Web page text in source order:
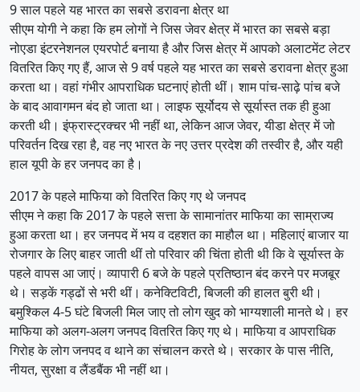
9 साल पहले यह भारत का सबसे डरावना क्षेत्र था
सीएम योगी ने कहा कि हम लोगों ने जिस जेवर क्षेत्र में भारत का सबसे बड़ा
नोएडा इंटरनेशनल एयरपोर्ट बनाया है और जिस क्षेत्र में आपको अलाटमेंट लेटर
वितरित किए गए हैं, आज से 9 वर्ष पहले यह भारत का सबसे डरावना क्षेत्र हुआ
करता था। वहां गंभीर आपराधिक घटनाएं होती थीं। शाम पांच-साढ़े पांच बजे
के बाद आवागमन बंद हो जाता था। लाइफ सूर्योदय से सूर्यास्त तक ही हुआ
करती थी। इंफ्रास्ट्रक्चर भी नहीं था, लेकिन आज जेवर, यीडा क्षेत्र में जो
परिवर्तन दिख रहा है, वह नए भारत के नए उत्तर प्रदेश की तस्वीर है, और यही
हाल यूपी के हर जनपद का है।
2017 के पहले माफिया को वितरित किए गए थे जनपद
सीएम ने कहा कि 2017 के पहले सत्ता के सामानांतर माफिया का साम्राज्य
हुआ करता था। हर जनपद में भय व दहशत का माहौल था। महिलाएं बाजार या
रोजगार के लिए बाहर जाती थीं तो परिवार की चिंता होती थी कि वे सूर्यास्त के
पहले वापस आ जाएं। व्यापारी 6 बजे के पहले प्रतिष्ठान बंद करने पर मजबूर
थे। सड़कें गड्ढों से भरी थीं। कनेक्टिविटी, बिजली की हालत बुरी थी।
बमुश्किल 4-5 घंटे बिजली मिल जाए तो लोग खुद को भाग्यशाली मानते थे। हर
माफिया को अलग-अलग जनपद वितरित किए गए थे। माफिया व आपराधिक
गिरोह के लोग जनपद व थाने का संचालन करते थे। सरकार के पास नीति,
नीयत, सुरक्षा व लैंडबैंक भी नहीं था।